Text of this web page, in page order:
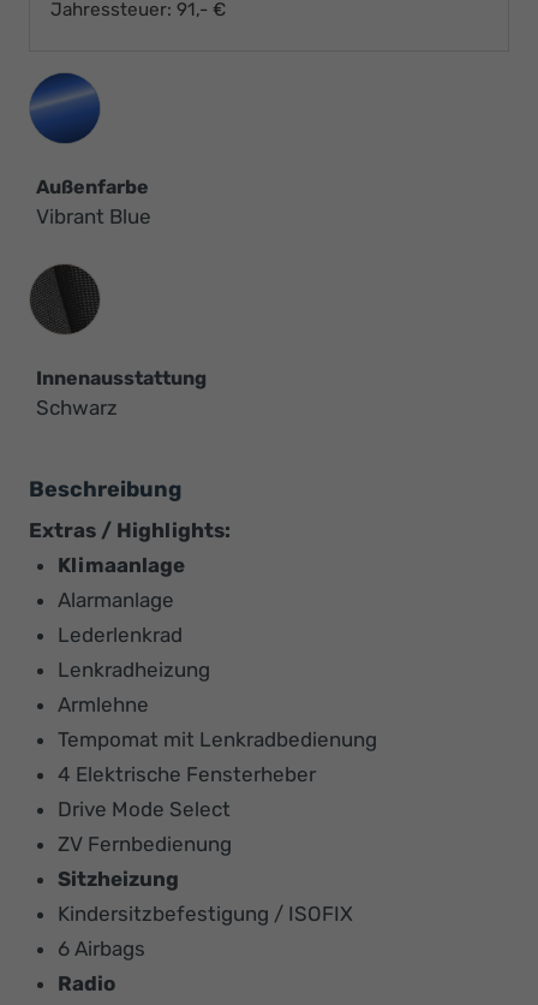
Jahressteuer: 91,- €
Außenfarbe
Vibrant Blue
Innenausstattung
Innenausstattung
Schwarz
Beschreibung
Extras / Highlights:
Klimaanlage
Alarmanlage
Lederlenkrad
Lenkradheizung
Armlehne
Tempomat mit Lenkradbedienung
4 Elektrische Fensterheber
Drive Mode Select
ZV Fernbedienung
Sitzheizung
Kindersitzbefestigung / ISOFIX
6 Airbags
Radio